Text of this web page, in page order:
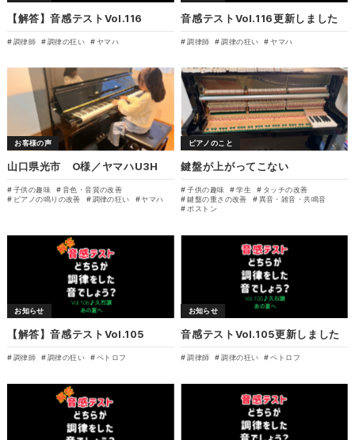
【解答】音感テストVol.116
調律師 調律の狂い ヤマハ
音感テストVol.116更新しました
調律師 調律の狂い ヤマハ
お客様の声
山口県光市 O様／ヤマハU3H
子供の趣味
音色・音質の改善
ピアノの鳴りの改善
調律の狂い ヤマハ
ピアノのこと
鍵盤が上がってこない
子供の趣味 学生
タッチの改善
鍵盤の重さの改善
異音・雑音・共鳴音
ボストン
お知らせ
【解答】音感テストVol.105
調律師 調律の狂い ペトロフ
お知らせ
音感テストVol.105更新しました
調律師 調律の狂い ペトロフ